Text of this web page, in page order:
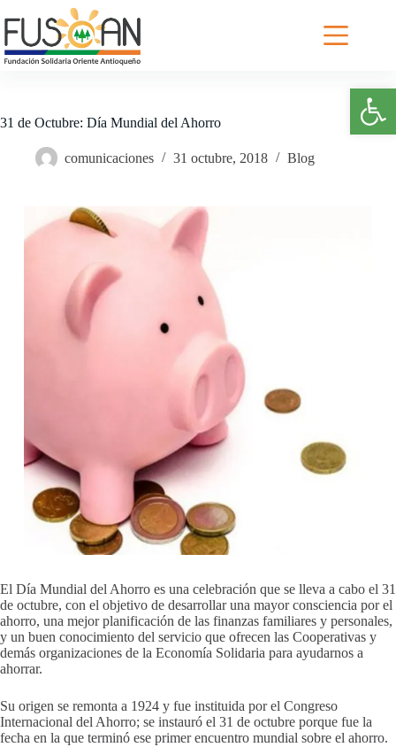
Abrir barra de herramientas
al
contenido
31 de Octubre: Día Mundial del Ahorro
comunicaciones 31 octubre, 2018 Blog
El Día Mundial del Ahorro es una celebración que se lleva a cabo el 31
de octubre, con el objetivo de desarrollar una mayor consciencia por el
ahorro, una mejor planificación de las finanzas familiares y personales,
y un buen conocimiento del servicio que ofrecen las Cooperativas y
demás organizaciones de la Economía Solidaria para ayudarnos a
ahorrar.
Su origen se remonta a 1924 y fue instituida por el Congreso
Internacional del Ahorro; se instauró el 31 de octubre porque fue la
fecha en la que terminó ese primer encuentro mundial sobre el ahorro.